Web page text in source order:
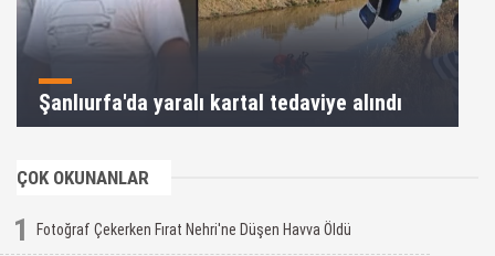
Şanlıurfa'da yaralı kartal tedaviye alındı
ÇOK OKUNANLAR
1 Fotoğraf Çekerken Fırat Nehri'ne Düşen Havva Öldü